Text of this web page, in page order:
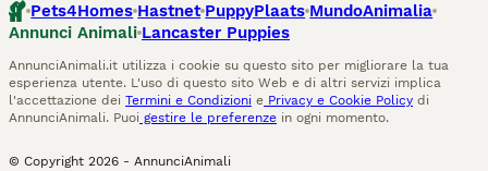
Pets4Homes Hastnet PuppyPlaats MundoAnimalia
Annunci Animali Lancaster Puppies
AnnunciAnimali.it utilizza i cookie su questo sito per migliorare la tua
esperienza utente. L'uso di questo sito Web e di altri servizi implica
l'accettazione dei Termini e Condizioni e Privacy e Cookie Policy di
AnnunciAnimali. Puoi gestire le preferenze in ogni momento.
© Copyright 2026 - AnnunciAnimali